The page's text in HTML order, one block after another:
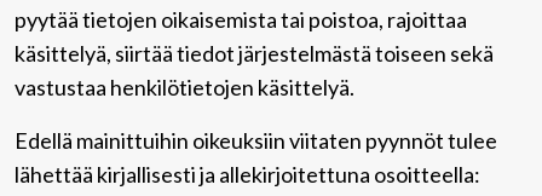
pyytää tietojen oikaisemista tai poistoa, rajoittaa
käsittelyä, siirtää tiedot järjestelmästä toiseen sekä
vastustaa henkilötietojen käsittelyä.
Edellä mainittuihin oikeuksiin viitaten pyynnöt tulee
lähettää kirjallisesti ja allekirjoitettuna osoitteella: